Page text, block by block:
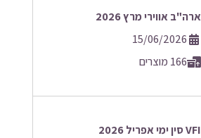
ארה"ב אווירי מרץ 2026
15/06/2026
166 מוצרים
VFI סין ימי אפריל 2026